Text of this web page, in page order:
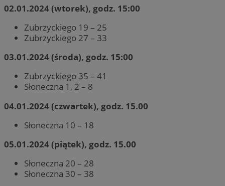
02.01.2024 (wtorek), godz. 15:00
Zubrzyckiego 19 – 25
Zubrzyckiego 27 – 33
03.01.2024 (środa), godz. 15:00
Zubrzyckiego 35 – 41
Słoneczna 1, 2 – 8
04.01.2024 (czwartek), godz. 15.00
Słoneczna 10 – 18
05.01.2024 (piątek), godz. 15.00
Słoneczna 20 – 28
Słoneczna 30 – 38